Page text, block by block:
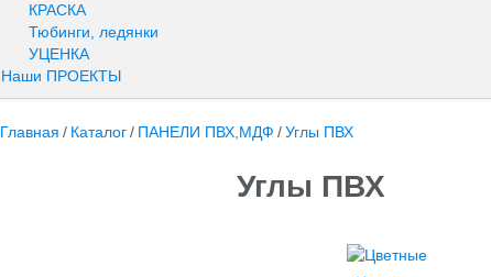
КРАСКА
Тюбинги, ледянки
УЦЕНКА
Наши ПРОЕКТЫ
Главная / Каталог/ ПАНЕЛИ ПВХ,МДФ /Углы ПВХ
Углы ПВХ